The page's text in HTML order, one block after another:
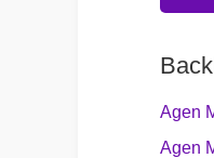
Agen
Agen